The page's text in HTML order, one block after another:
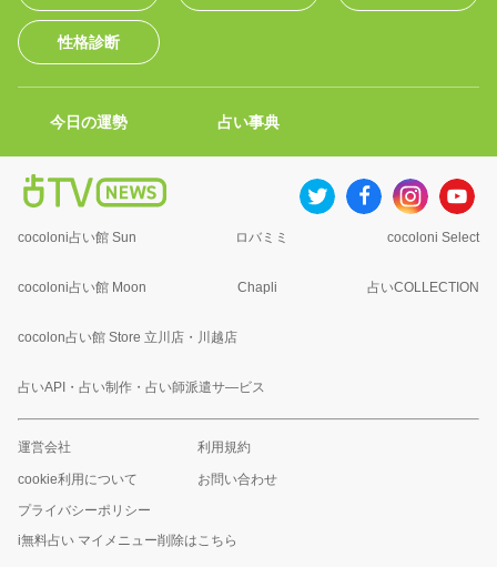
性格診断
今日の運勢 占い事典
cocoloni占い館 Sun ロバミミ cocoloni Select
cocoloni占い館 Moon Chapli 占いCOLLECTION
cocolon占い館 Store 立川店・川越店
占いAPI・占い制作・占い師派遣サ―ビス
運営会社 利用規約
cookie利用について お問い合わせ
プライバシーポリシー
i無料占い マイメニュー削除はこちら